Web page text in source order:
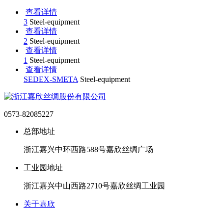
查看详情
3 Steel-equipment
查看详情
2 Steel-equipment
查看详情
1 Steel-equipment
查看详情
SEDEX-SMETA Steel-equipment
0573-82085227
总部地址
浙江嘉兴中环西路588号嘉欣丝绸广场
工业园地址
浙江嘉兴中山西路2710号嘉欣丝绸工业园
关于嘉欣